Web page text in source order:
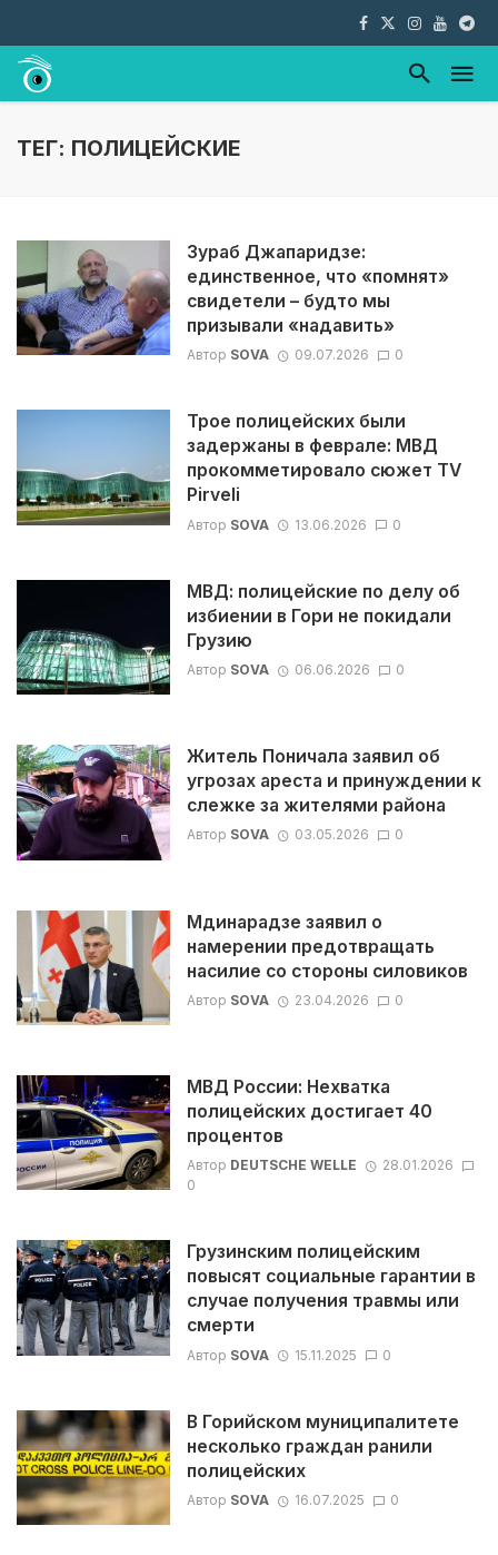
ТЕГ: ПОЛИЦЕЙСКИЕ
Зураб Джапаридзе:
единственное, что «помнят»
свидетели – будто мы
призывали «надавить»
Автор SOVA 09.07.2026 0
Трое полицейских были
задержаны в феврале: МВД
прокомметировало сюжет TV
Pirveli
Автор SOVA 13.06.2026 0
МВД: полицейские по делу об
избиении в Гори не покидали
Грузию
Автор SOVA 06.06.2026 0
Житель Поничала заявил об
угрозах ареста и принуждении к
слежке за жителями района
Автор SOVA 03.05.2026 0
Мдинарадзе заявил о
намерении предотвращать
насилие со стороны силовиков
Автор SOVA 23.04.2026 0
МВД России: Нехватка
полицейских достигает 40
процентов
Автор DEUTSCHE WELLE
28.01.2026
0
Грузинским полицейским
повысят социальные гарантии в
случае получения травмы или
смерти
Автор SOVA 15.11.2025 0
В Горийском муниципалитете
несколько граждан ранили
полицейских
Автор SOVA 16.07.2025 0